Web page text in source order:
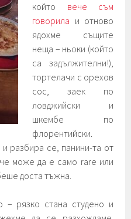
който вече съм
говорила и отново
ядохме същите
неща – ньоки (който
са задължителни!),
тортелачи с орехов
сос, заек по
ловджийски и
шкембе по
флорентийски.
и разбира се, панини-та от
може да е само rare или
доста тъжна.
рязко стана студено и